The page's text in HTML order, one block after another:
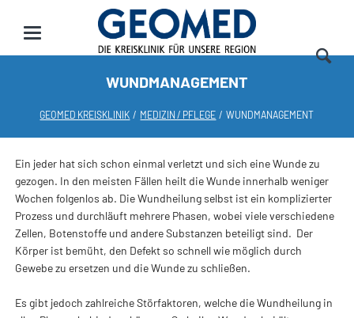
WUNDMANAGEMENT
GEOMED KREISKLINIK MEDIZIN / PFLEGE WUNDMANAGEMENT
Ein jeder hat sich schon einmal verletzt und sich eine Wunde zu
gezogen. In den meisten Fällen heilt die Wunde innerhalb weniger
Wochen folgenlos ab. Die Wundheilung selbst ist ein komplizierter
Prozess und durchläuft mehrere Phasen, wobei viele verschiedene
Zellen, Botenstoffe und andere Substanzen beteiligt sind. Der
Körper ist bemüht, den Defekt so schnell wie möglich durch
Gewebe zu ersetzen und die Wunde zu schließen.
Es gibt jedoch zahlreiche Störfaktoren, welche die Wundheilung in